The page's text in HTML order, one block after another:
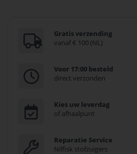
Gratis verzending
vanaf € 100 (NL)
Voor 17:00 besteld
direct verzonden
Kies uw leverdag
of afhaalpunt
Reparatie Service
Nilfisk stofzuigers